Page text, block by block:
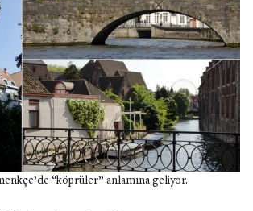
“köprüler” anlamına geliyor.